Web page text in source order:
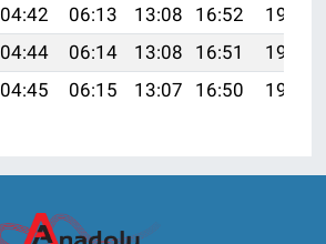
04:42 06:13 13:08 16:52
19:53
04:44 06:14 13:08 16:51
19:51
04:45 06:15 13:07 16:50 19:50